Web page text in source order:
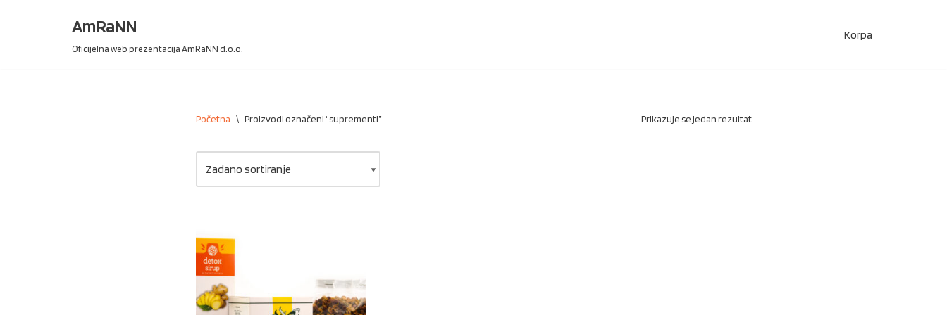
AmRaNN
Oficijelna web prezentacija AmRaNN d.o.o.
Korpa
Početna \ Proizvodi označeni “suprementi” Prikazuje se jedan rezultat